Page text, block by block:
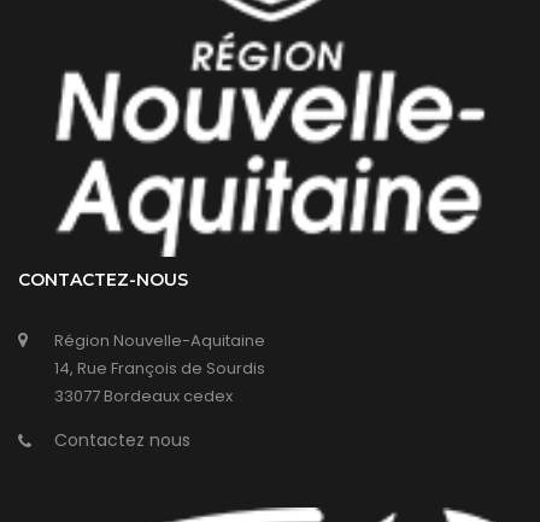
CONTACTEZ-NOUS
Région Nouvelle-Aquitaine
14, Rue François de Sourdis
33077 Bordeaux cedex
Contactez nous